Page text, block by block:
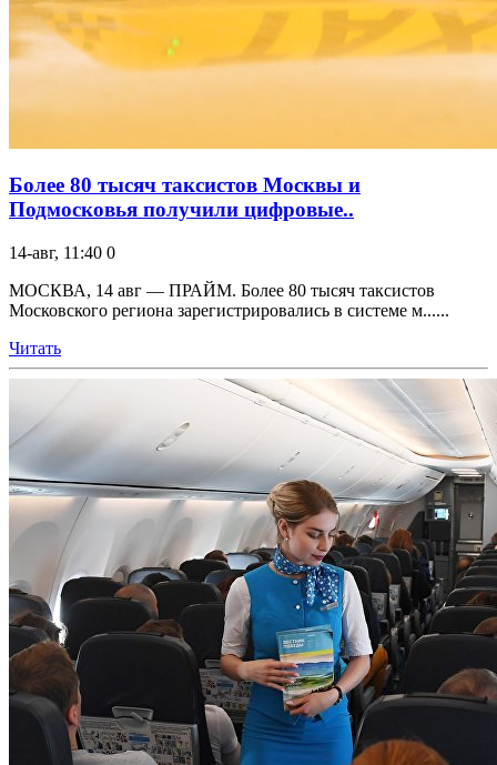
Более 80 тысяч таксистов Москвы и
Подмосковья получили цифровые..
14-авг, 11:40 0
МОСКВА, 14 авг — ПРАЙМ. Более 80 тысяч таксистов
Московского региона зарегистрировались в системе м......
Читать